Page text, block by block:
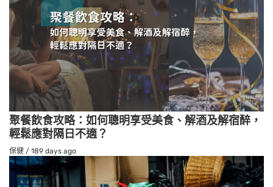
聚餐飲食攻略：如何聰明享受美食、解酒及解宿醉，
輕鬆應對隔日不適？
保健 / 189 days ago